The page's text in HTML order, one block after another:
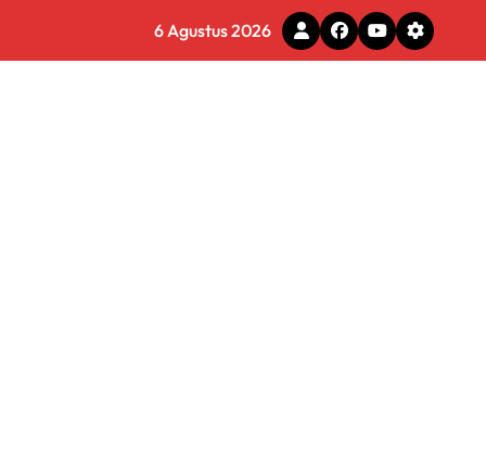
Adaptif dan Profesional6 Agustus 2026